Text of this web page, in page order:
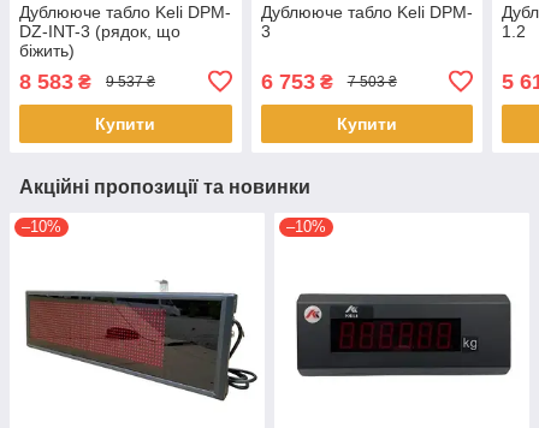
Дублююче табло Keli DPM-
DZ-INT-3 (рядок, що
біжить)
8 583 ₴ 9 537 ₴
Купити
Дублююче табло Keli DPM-
3
6 753₴ 7 503 ₴
Купити
1.2
5
Акційні пропозиції та новинки
–10% –10%